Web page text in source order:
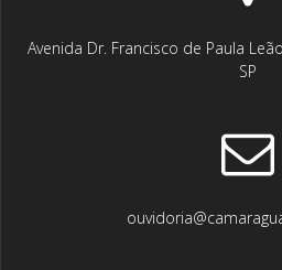
Avenida Dr. Francisco de Paula
SP